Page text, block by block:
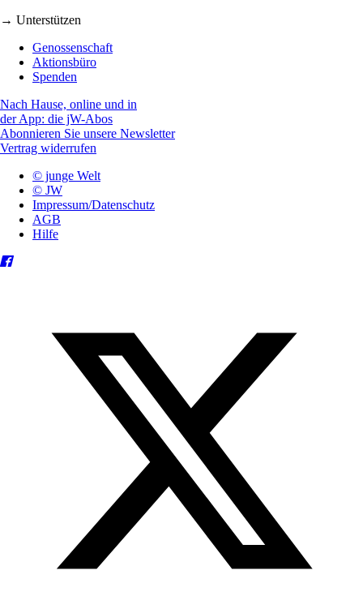
→ Unterstützen
Genossenschaft
Aktionsbüro
Spenden
Nach Hause, online und in
der App: die jW-Abos
Abonnieren Sie unsere Newsletter
Vertrag widerrufen
© junge Welt
© JW
Impressum/Datenschutz
AGB
Hilfe